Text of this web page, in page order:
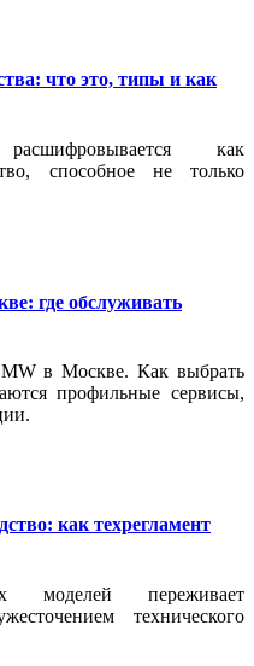
что это, типы и как
как
способное не только
где обслуживать
в Москве. Как выбрать
профильные сервисы,
как техрегламент
моделей переживает
технического